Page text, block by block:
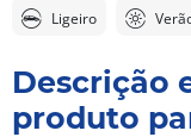
Ligeiro
Descrição
produto